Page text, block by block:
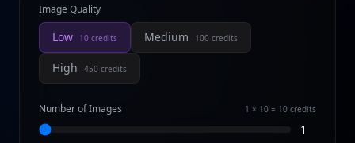
Image Quality
Low 10 credits Medium 100 credits
High 450 credits
Number of Images 1 × 10 = 10 credits
1